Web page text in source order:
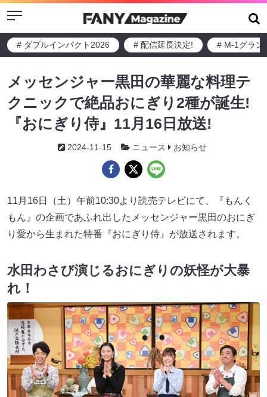
Menu
# ダブルインパクト2026 # 配信延長決定! # M-1グラン
メッセンジャー黒田の華麗な料理テ
クニックで絶品おにぎり2種が誕生!
『おにぎり侍』11月16日放送!
2024-11-15 ニュース お知らせ
11月16日（土）午前10:30より読売テレビにて、『もんく
もん』の企画であふれ出したメッセンジャー黒田のおにぎ
り愛から生まれた特番『おにぎり侍』が放送されます。
水田わさび演じるおにぎりの妖怪が大暴
れ！